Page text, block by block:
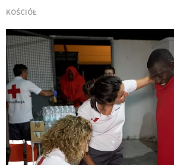
KOŚCIÓŁ